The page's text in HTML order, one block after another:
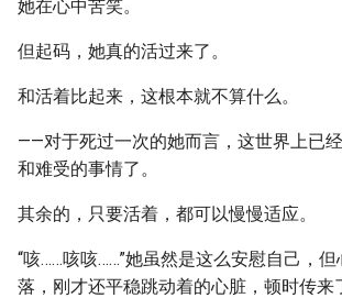
她在心中苦笑。
但起码，她真的活过来了。
和活着比起来，这根本就不算什么。
——对于死过一次的她而言，这世界上已
和难受的事情了。
其余的，只要活着，都可以慢慢适应。
“咳……咳咳……”她虽然是这么安慰自己，
落，刚才还平稳跳动着的心脏，顿时传来